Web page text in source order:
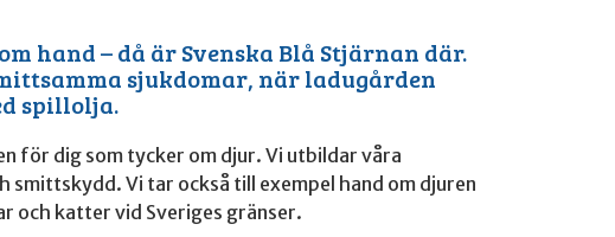
hand – då är Svenska Blå Stjärnan där.
sjukdomar, när ladugården
spillolja.
för dig som tycker om djur. Vi utbildar våra
Vi tar också till exempel hand om djuren
och katter vid Sveriges gränser.